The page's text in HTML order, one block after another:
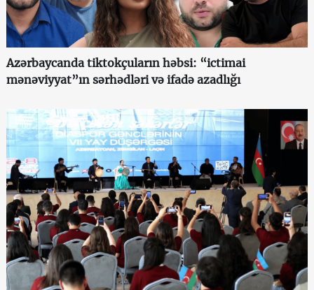
Azərbaycanda tiktokçuların həbsi: “ictimai
mənəviyyat”ın sərhədləri və ifadə azadlığı